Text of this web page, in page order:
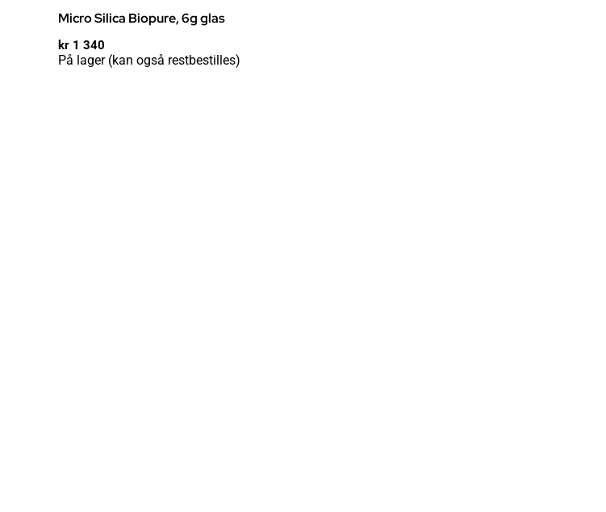
Micro Silica Biopure, 6g glas
kr 1 340
På lager (kan også restbestilles)